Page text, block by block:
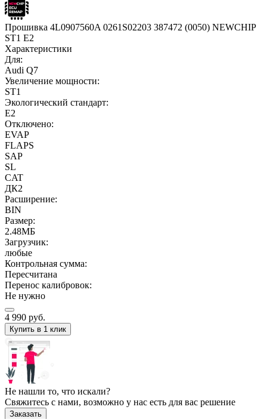
Прошивка 4L0907560A 0261S02203 387472 (0050) NEWCHIP
ST1 E2
Характеристики
Для:
Audi Q7
Увеличение мощности:
ST1
Экологический стандарт:
E2
Отключено:
EVAP
FLAPS
SAP
SL
CAT
ДК2
Расширение:
BIN
Размер:
2.48МБ
Загрузчик:
любые
Контрольная сумма:
Пересчитана
Перенос калибровок:
Не нужно
4 990 руб.
Купить в 1 клик
Не нашли то, что искали?
Свяжитесь с нами, возможно у нас есть для вас решение
Заказать